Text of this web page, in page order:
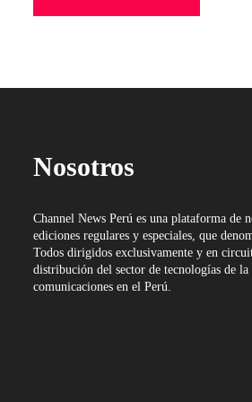
Nosotros
Channel News Perú es una plataforma de
ediciones regulares y especiales, que
Todos dirigidos exclusivamente y en
distribución del sector de tecnologías de
comunicaciones en el Perú.